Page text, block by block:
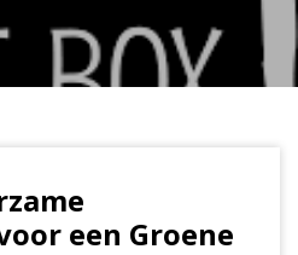
een Groene